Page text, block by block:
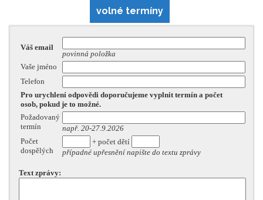
volné termíny